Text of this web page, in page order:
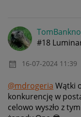
#18
‎16-07-2024 11:39
@mdrogeria Wątki
konkurencję w
celowo wyszło z